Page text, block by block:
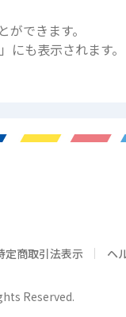
できます。
も表示されます。
定商取引法表示 ヘ
Reserved.